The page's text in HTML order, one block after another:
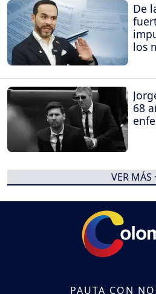
De
los
68
VER MÁS
PAUTA CON